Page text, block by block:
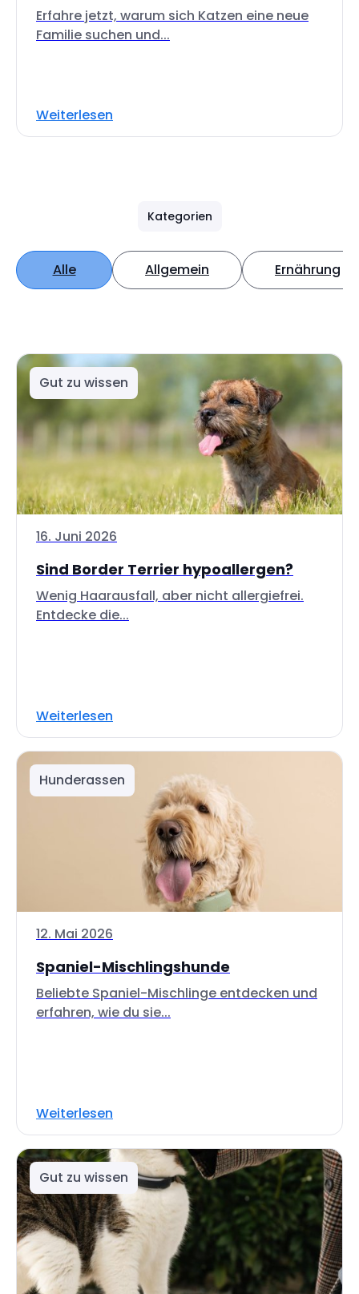
Erfahre jetzt, warum sich Katzen eine neue
Familie suchen und...
Weiterlesen
Kategorien
Alle Allgemein Ernährung
Gut zu wissen
16. Juni 2026
Sind Border Terrier hypoallergen?
Wenig Haarausfall, aber nicht allergiefrei.
Entdecke die...
Weiterlesen
Hunderassen
12. Mai 2026
Spaniel-Mischlingshunde
Beliebte Spaniel-Mischlinge entdecken und
erfahren, wie du sie...
Weiterlesen
Gut zu wissen